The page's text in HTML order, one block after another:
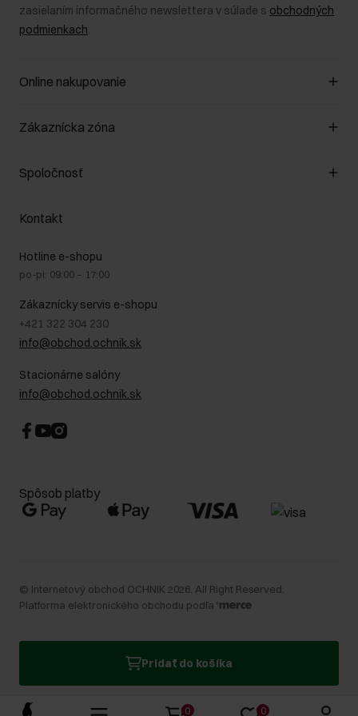
Pridať do košíka
zasielaním informačného newslettera v súlade s obchodných
podmienkach.
Online nakupovanie
Spravovať súbory cookie
Spôsob platby
Vrátenie
Zákaznícka zóna
Zákazníky klub
Pravidlá propagácie
Starostlivosť o kožu
Bezpečné nakupovanie
Blog
Najčastejšie kladené otázky (FAQ)
Spoločnosť
O nás
GDPR - Zásady ochrany osobných údajov
Právne informácie
Kontakt
Hotline e-shopu
po-pi: 09:00 – 17:00
Zákaznícky servis e-shopu
+421 322 304 230
info@obchod.ochnik.sk
Stacionárne salóny
info@obchod.ochnik.sk
Spôsob platby
© Internetový obchod OCHNIK 2026 . All Right Reserved.
Platforma elektronického obchodu podľa
0 0